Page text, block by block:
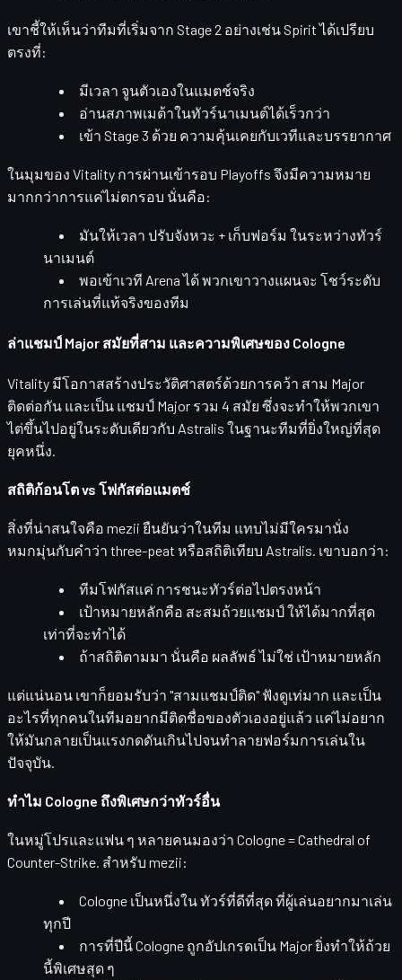
เขาชี้ให้เห็นว่าทีมที่เริ่มจาก Stage 2 อย่างเช่น Spirit ได้เปรียบ
ตรงที่:
มีเวลา จูนตัวเองในแมตช์จริง
อ่านสภาพเมต้าในทัวร์นาเมนต์ได้เร็วกว่า
เข้า Stage 3 ด้วย ความคุ้นเคยกับเวทีและบรรยากาศ
ในมุมของ Vitality การผ่านเข้ารอบ Playoffs จึงมีความหมาย
มากกว่าการแค่ไม่ตกรอบ นั่นคือ:
มันให้เวลา ปรับจังหวะ + เก็บฟอร์ม ในระหว่างทัวร์
นาเมนต์
พอเข้าเวที Arena ได้ พวกเขาวางแผนจะ โชว์ระดับ
การเล่นที่แท้จริงของทีม
ล่าแชมป์ Major สมัยที่สาม และความพิเศษของ Cologne
Vitality มีโอกาสสร้างประวัติศาสตร์ด้วยการคว้า สาม Major
ติดต่อกัน และเป็น แชมป์ Major รวม 4 สมัย ซึ่งจะทำให้พวกเขา
ไต่ขึ้นไปอยู่ในระดับเดียวกับ Astralis ในฐานะทีมที่ยิ่งใหญ่ที่สุด
ยุคหนึ่ง.
สถิติก้อนโต vs โฟกัสต่อแมตช์
สิ่งที่น่าสนใจคือ mezii ยืนยันว่าในทีม แทบไม่มีใครมานั่ง
หมกมุ่นกับคำว่า three-peat หรือสถิติเทียบ Astralis. เขาบอกว่า:
ทีมโฟกัสแค่ การชนะทัวร์ต่อไปตรงหน้า
เป้าหมายหลักคือ สะสมถ้วยแชมป์ให้ได้มากที่สุด
เท่าที่จะทำได้
ถ้าสถิติตามมา นั่นคือ ผลลัพธ์ไม่ใช่ เป้าหมายหลัก
แต่แน่นอน เขาก็ยอมรับว่า "สามแชมป์ติด" ฟังดูเท่มาก และเป็น
อะไรที่ทุกคนในทีมอยากมีติดชื่อของตัวเองอยู่แล้ว แค่ไม่อยาก
ให้มันกลายเป็นแรงกดดันเกินไปจนทำลายฟอร์มการเล่นใน
ปัจจุบัน.
ทำไม Cologne ถึงพิเศษกว่าทัวร์อื่น
ในหมู่โปรและแฟน ๆ หลายคนมองว่า Cologne = Cathedral of
Counter-Strike. สำหรับ mezii:
Cologne เป็นหนึ่งในทัวร์ที่ดีที่สุดที่ผู้เล่นอยากมาเล่น
ทุกปี
การที่ปีนี้ Cologne ถูกอัปเกรดเป็น Majorยิ่งทำให้ถ้วย
นี้พิเศษสุด ๆ